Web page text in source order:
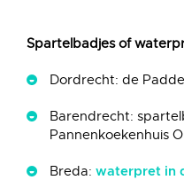
Spartelbadjes of
Dordrecht: de
Barendrecht:
Pannenkoekenhuis
Breda: waterpret in